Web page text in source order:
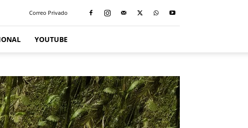
Correo Privado
YOUTUBE